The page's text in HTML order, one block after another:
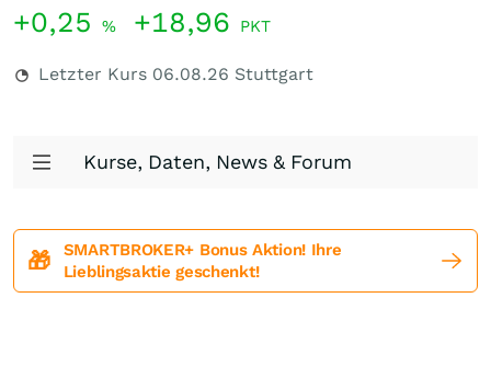
+0,25 % +18,96 PKT
Letzter Kurs 06.08.26 Stuttgart
Kurse, Daten, News & Forum
🎁
SMARTBROKER+ Bonus Aktion! Ihre
Lieblingsaktie geschenkt!